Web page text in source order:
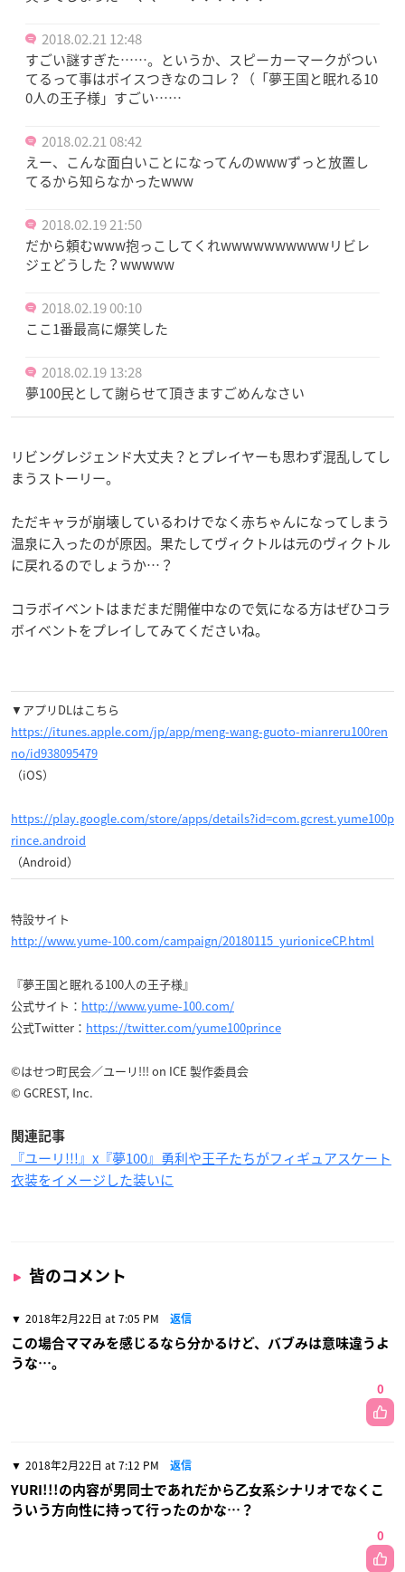
2018.02.21 12:48
すごい謎すぎた……。というか、スピーカーマークがつい
てるって事はボイスつきなのコレ？（「夢王国と眠れる10
0人の王子様」すごい……
2018.02.21 08:42
えー、こんな面白いことになってんのwwwずっと放置し
てるから知らなかったwww
2018.02.19 21:50
だから頼むwww抱っこしてくれwwwwwwwwwwリビレ
ジェどうした？wwwww
2018.02.19 00:10
ここ1番最高に爆笑した
2018.02.19 13:28
夢100民として謝らせて頂きますごめんなさい
リビングレジェンド大丈夫？とプレイヤーも思わず混乱してし
まうストーリー。
ただキャラが崩壊しているわけでなく赤ちゃんになってしまう
温泉に入ったのが原因。果たしてヴィクトルは元のヴィクトル
に戻れるのでしょうか…？
コラボイベントはまだまだ開催中なので気になる方はぜひコラ
ボイベントをプレイしてみてくださいね。
▼アプリDLはこちら
https://itunes.apple.com/jp/app/meng-wang-guoto-mianreru100ren
no/id938095479
（iOS）
https://play.google.com/store/apps/details?id=com.gcrest.yume100p
rince.android
（Android）
特設サイト
http://www.yume-100.com/campaign/20180115_yurioniceCP.html
『夢王国と眠れる100人の王子様』
公式サイト： http://www.yume-100.com/
公式Twitter： https://twitter.com/yume100prince
©はせつ町民会／ユーリ!!! on ICE 製作委員会
© GCREST, Inc.
関連記事
『ユーリ!!!』x『夢100』勇利や王子たちがフィギュアスケート
衣装をイメージした装いに
皆のコメント
2018年2月22日 at 7:05 PM 返信
この場合ママみを感じるなら分かるけど、バブみは意味違うよ
うな…。
0
2018年2月22日 at 7:12 PM 返信
YURI!!!の内容が男同士であれだから乙女系シナリオでなくこ
ういう方向性に持って行ったのかな…？
0